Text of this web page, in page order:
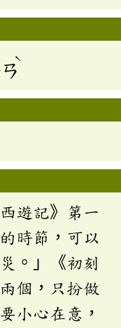
ˋ
遊記》第一
時節，可以
。」《初刻
個，只扮做
小心在意，